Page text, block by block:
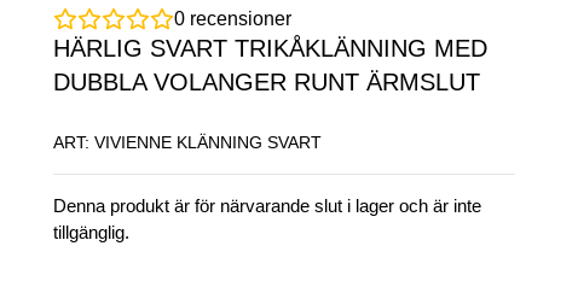
0 recensioner
HÄRLIG SVART TRIKÅKLÄNNING MED
DUBBLA VOLANGER RUNT ÄRMSLUT
ART: VIVIENNE KLÄNNING SVART
Denna produkt är för närvarande slut i lager och är inte
tillgänglig.